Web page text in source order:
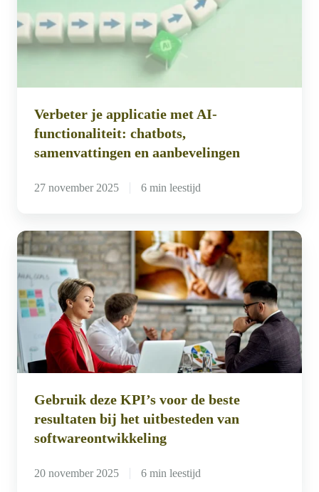
met
AI-
functionaliteit:
aanbevelingen
Verbeter je applicatie met AI-
functionaliteit: chatbots,
samenvattingen en aanbevelingen
27 november 2025 6 min leestijd
Gebruik
deze
KPI’s
voor
de
beste
resultaten
uitbesteden
van
Gebruik deze KPI’s voor de beste
resultaten bij het uitbesteden van
softwareontwikkeling
20 november 2025 6 min leestijd